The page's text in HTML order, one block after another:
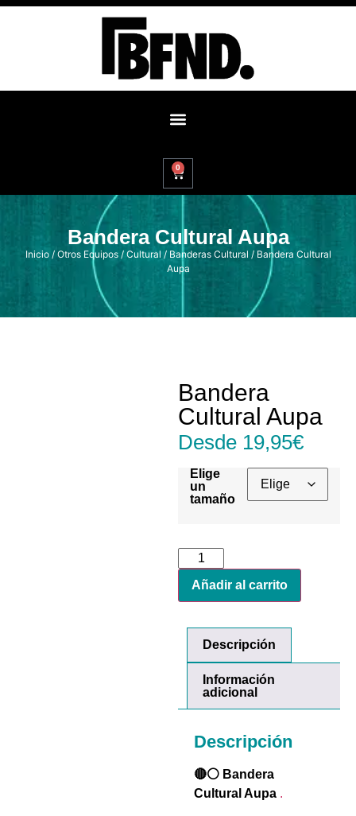
0
Bandera Cultural Aupa
Inicio/ Otros Equipos/ Cultural / Banderas Cultural / Bandera Cultural
Aupa
Bandera
Cultural Aupa
Desde 19,95€
Elige
un
tamaño
Añadir al carrito
Descripción
Información
adicional
Descripción
🔴⚪ Bandera
Cultural Aupa .